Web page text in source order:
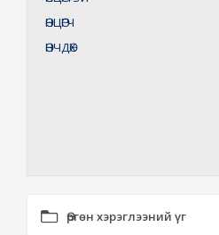
ӨНЦӨГЧ
ӨНЧДӨХ
Өргөн хэрэглээний үг